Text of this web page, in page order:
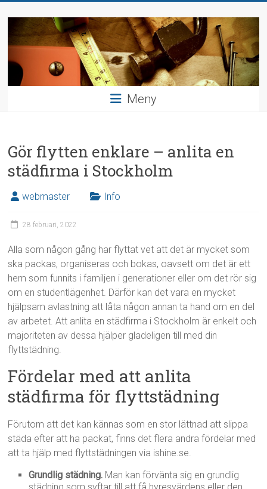
innehåll
Bygga
och
inreda
Meny
Gör flytten enklare – anlita en
städfirma i Stockholm
webmaster Info
28 februari, 2022
Alla som någon gång har flyttat vet att det är mycket som
ska packas, organiseras och bokas, oavsett om det är ett
hem som funnits i familjen i generationer eller om det rör sig
om en studentlägenhet. Därför kan det vara en mycket
hjälpsam avlastning att låta någon annan ta hand om en del
av arbetet. Att anlita en städfirma i Stockholm är enkelt och
majoriteten av dessa hjälper gladeligen till med din
flyttstädning.
Fördelar med att anlita
städfirma för flyttstädning
Förutom att det kan kännas som en stor lättnad att slippa
städa efter att ha packat, finns det flera andra fördelar med
att ta hjälp med flyttstädningen via ishine.se.
Grundlig städning. Man kan förvänta sig en grundlig